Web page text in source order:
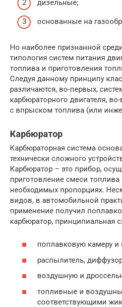
дизельные;
основанные на
Но наиболее признанной
типология систем питания
топлива и приготовления
Следуя данному принципу
различаются, во-первых,
карбюраторного двигателя,
с впрыском топлива (или
Карбюратор
Карбюраторная система
технически сложного
Карбюратор – это прибор,
приготовление смеси топлива
необходимых пропорциях.
видов, в автомобильной
применение получил
карбюратор, принципиальная
поплавковую камеру и
распылитель,
воздушную и
топливные и
соответствующими